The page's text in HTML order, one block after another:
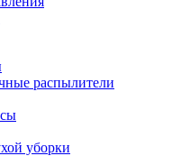
распылители
уборки